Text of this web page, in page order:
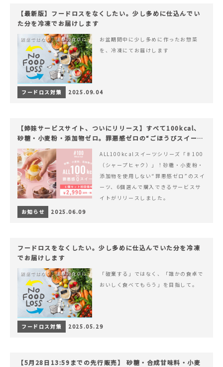
【最新版】フードロスをなくしたい。少し多めに仕込んでい
た分を冷凍でお届けします
お盆期間中に少し多めに作ったお惣菜
を、冷凍にてお届けします
フードロス対策 2025.09.04
【姉妹サービスサイト、ついにリリース】すべて100kcal、
砂糖・小麦粉・添加物ゼロ。罪悪感ゼロの“ごほうびスイー
ツ”『#100（シャープ100）』
ALL100kcalスイーツシリーズ「♯100
（シャープヒャク）」！砂糖・小麦粉・
添加物を使用しない“罪悪感ゼロ”のスイ
ーツ、6個選んで購入できるサービスサ
イトがリリースしました。
お知らせ
2025.06.09
フードロスをなくしたい。少し多めに仕込んでいた分を冷凍
でお届けします
「破棄する」ではなく、「誰かの食卓で
おいしく食べてもらう」を目指して。
フードロス対策 2025.05.29
【5月28日13:59までの先行販売】 砂糖・合成甘味料・小麦